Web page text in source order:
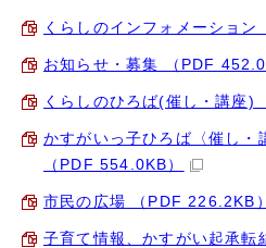
くらしのインフォメーション
お知らせ・募集 （PDF
くらしのひろば(催し・講座)
かすがいっ子ひろば〈催し・
（PDF 554.0KB）
市民の広場 （PDF 226.2KB）
子育て情報、かすがい起承転